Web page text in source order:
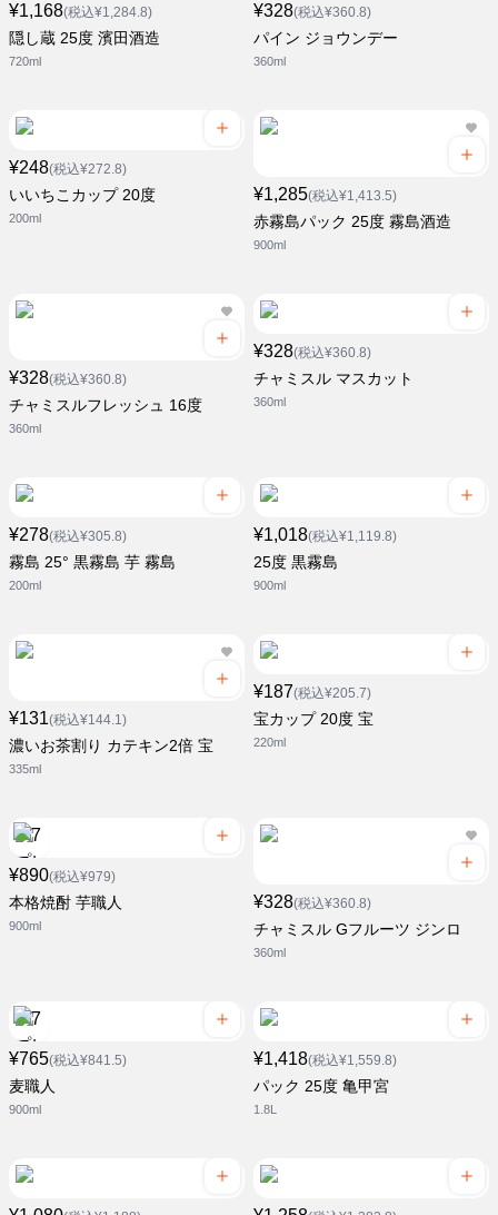
¥1,168(税込¥1,284.8)
隠し蔵 25度 濱田酒造
720ml
¥328(税込¥360.8)
パイン ジョウンデー
360ml
¥248(税込¥272.8)
いいちこカップ 20度
200ml
¥1,285(税込¥1,413.5)
赤霧島パック 25度 霧島酒造
900ml
¥328(税込¥360.8)
チャミスルフレッシュ 16度
360ml
¥328(税込¥360.8)
チャミスル マスカット
360ml
¥278(税込¥305.8)
霧島 25° 黒霧島 芋 霧島
200ml
¥1,018(税込¥1,119.8)
25度 黒霧島
900ml
¥131(税込¥144.1)
濃いお茶割り カテキン2倍 宝
335ml
¥187(税込¥205.7)
宝カップ 20度 宝
220ml
¥890(税込¥979)
本格焼酎 芋職人
900ml
¥328(税込¥360.8)
チャミスル Gフルーツ ジンロ
360ml
¥765(税込¥841.5)
麦職人
900ml
¥1,418(税込¥1,559.8)
パック 25度 亀甲宮
1.8L